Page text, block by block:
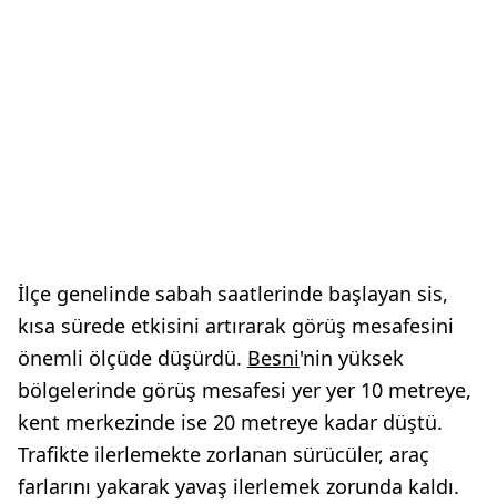
İlçe genelinde sabah saatlerinde başlayan sis,
kısa sürede etkisini artırarak görüş mesafesini
önemli ölçüde düşürdü. Besni'nin yüksek
bölgelerinde görüş mesafesi yer yer 10 metreye,
kent merkezinde ise 20 metreye kadar düştü.
Trafikte ilerlemekte zorlanan sürücüler, araç
farlarını yakarak yavaş ilerlemek zorunda kaldı.